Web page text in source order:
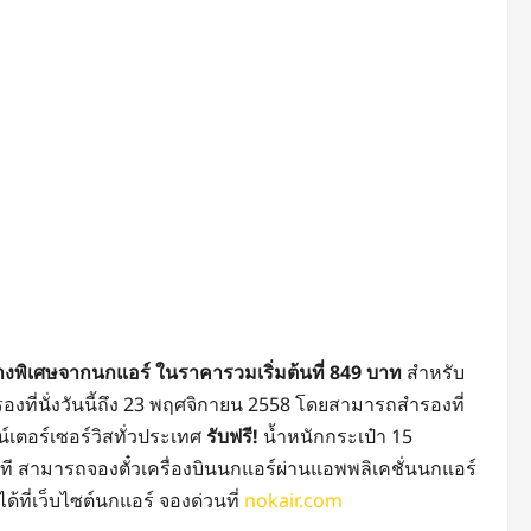
พิเศษจากนกแอร์ ในราคารวมเริ่มต้นที่ 849 บาท สำหรับ
ที่นั่งวันนี้ถึง 23 พฤศจิกายน 2558 โดยสามารถสำรองที่
ตอร์เซอร์วิสทั่วประเทศ รับฟรี! น้ำหนักกระเป๋า 15
สามารถจองตั๋วเครื่องบินนกแอร์ผ่านแอพพลิเคชั่นนกแอร์
ที่เว็บไซต์นกแอร์ จองด่วนที่ nokair.com